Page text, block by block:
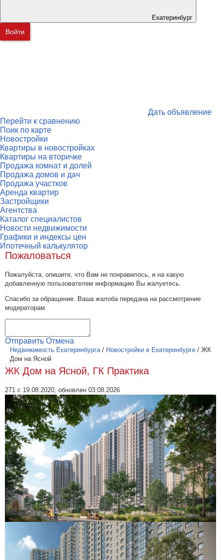
Екатеринбург
Войти
Дать объявление
Перейти к сравнению
Поик по карте
Новостройки
Квартиры в новостройках
Квартиры на вторичке
Продажа комнат и долей
Продажа домов и дач
Продажа участков
Аренда квартир
Застройщики
Агентства
Каталог специалистов
Новости недвижимости
Графики и индексы цен
Ипотечный калькулятор
Пожаловаться
Пожалуйста, опишите, что Вам не понравилось, и на какую
добавленную пользователем информацию Вы жалуетесь.
Спасибо за обращение. Ваша жалоба передана на рассмотрение
модераторам.
Отправить Отмена
Недвижимость Екатеринбурга/ Новостройки в Екатеринбурге / ЖК
Дом на Ясной
ЖК Дом на Ясной, ГК Практика
271 с 19.08.2020, обновлен 03.08.2026